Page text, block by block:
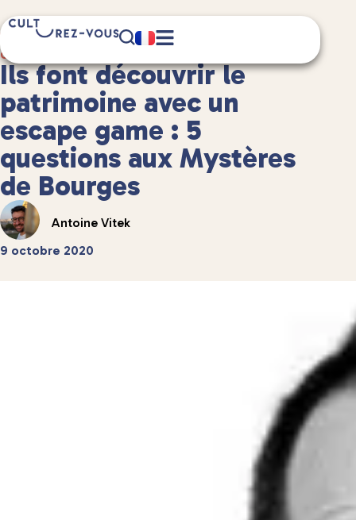
Culture
5 minute(s) de lecture
Ils font découvrir le
patrimoine avec un
escape game : 5
questions aux Mystères
de Bourges
Antoine Vitek
9 octobre 2020